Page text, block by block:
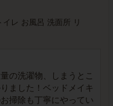
イレ お風呂 洗面所 リ
の洗濯物、しまうとこ
ました！ベッドメイキ
掃除も丁寧にやってい